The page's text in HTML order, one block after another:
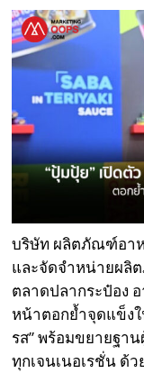
บริษัท ผลิตภัณฑ์อา
และจัดจำหน่ายผลิ
ตลาดปลากระป๋อง
หน้าตอกย้ำจุดแข็งใ
รส” พร้อมขยายฐา
ทุกเจนเนอเรชั่น ด้